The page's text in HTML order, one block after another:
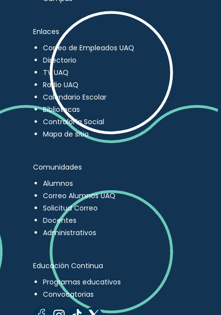
Enlaces
Correo de Empleados UAQ
Directorio
TV UAQ
Radio UAQ
Calendario Escolar
Bibliotecas
Contraloría Social
Mapa de sitio
Comunidades
Alumnos
Correo Alumnos UAQ
Solicitud Correo
Docentes
Administrativos
Educación Continua
Programas educativos
Convocatorias